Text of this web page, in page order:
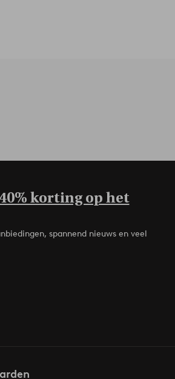
korting op het
spannend nieuws en veel